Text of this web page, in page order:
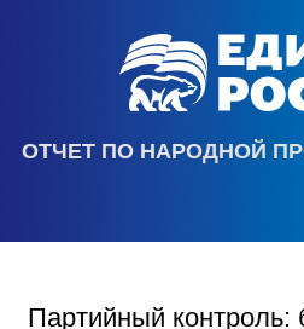
ОТЧЕТ ПО НАРОДНОЙ
Партийный контроль: